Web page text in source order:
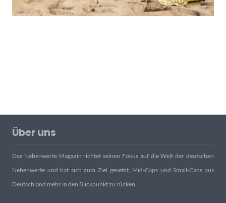
Über uns
Das Nebenwerte Magazin richtet seinen Fokus auf die Welt der deutschen
Nebenwerte und hat sich zum Ziel gesetzt, Mid-Caps und Small-Caps aus
Deutschland mehr in den Blickpunkt zu rücken.